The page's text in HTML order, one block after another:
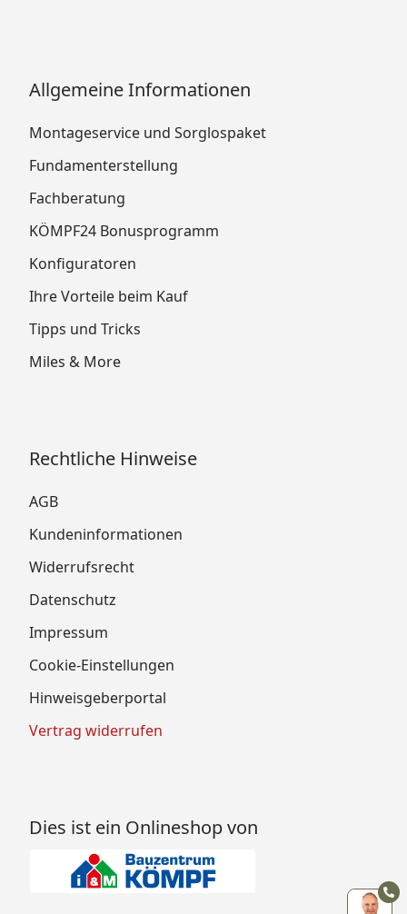
Allgemeine Informationen
Montageservice und Sorglospaket
Fundamenterstellung
Fachberatung
KÖMPF24 Bonusprogramm
Konfiguratoren
Ihre Vorteile beim Kauf
Tipps und Tricks
Miles & More
Rechtliche Hinweise
AGB
Kundeninformationen
Widerrufsrecht
Datenschutz
Impressum
Cookie-Einstellungen
Hinweisgeberportal
Vertrag widerrufen
Dies ist ein Onlineshop von